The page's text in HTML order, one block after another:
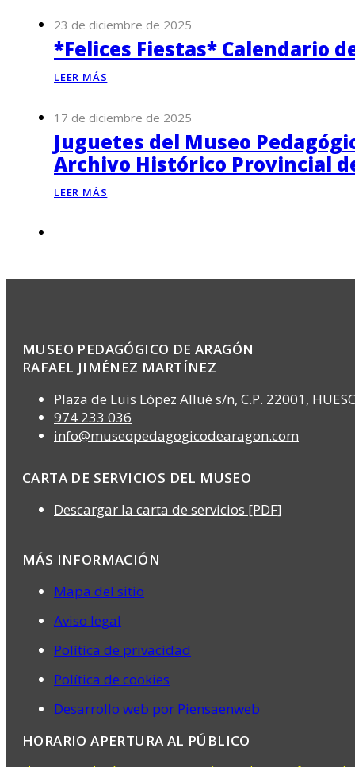
23 de diciembre de 2025
*Felices Fiestas* Calendario
LEER MÁS
17 de diciembre de 2025
Juguetes del Museo
Archivo Histórico Provincial
LEER MÁS
MUSEO PEDAGÓGICO DE ARAGÓN
RAFAEL JIMÉNEZ MARTÍNEZ
Plaza de Luis López Allué s/n, C.P. 22001,
974 233 036
info@museopedagogicodearagon.com
CARTA DE SERVICIOS DEL MUSEO
Descargar la carta de servicios [PDF]
MÁS INFORMACIÓN
Mapa del sitio
Aviso legal
Política de privacidad
Política de cookies
Desarrollo web por Piensaenweb
HORARIO APERTURA AL PÚBLICO